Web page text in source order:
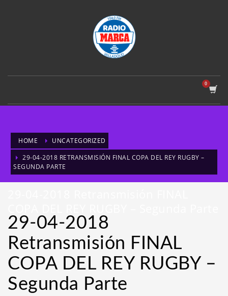
HOME
UNCATEGORIZED
29-04-2018 RETRANSMISIÓN FINAL COPA DEL REY RUGBY –
SEGUNDA PARTE
29-04-2018
Retransmisión FINAL
COPA DEL REY RUGBY –
Segunda Parte